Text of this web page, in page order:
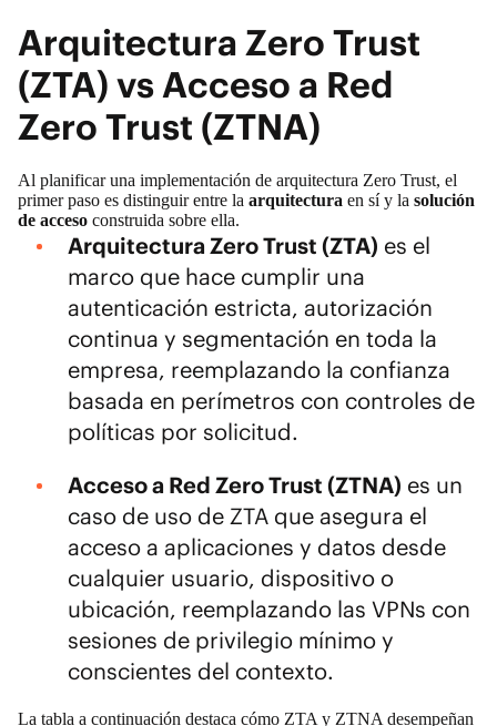
Arquitectura Zero Trust
(ZTA) vs Acceso a Red
Zero Trust (ZTNA)
Al planificar una implementación de arquitectura Zero Trust, el
primer paso es distinguir entre la arquitectura en sí y la solución
de acceso construida sobre ella.
Arquitectura Zero Trust (ZTA) es el
marco que hace cumplir una
autenticación estricta, autorización
continua y segmentación en toda la
empresa, reemplazando la confianza
basada en perímetros con controles de
políticas por solicitud.
Acceso a Red Zero Trust (ZTNA) es un
caso de uso de ZTA que asegura el
acceso a aplicaciones y datos desde
cualquier usuario, dispositivo o
ubicación, reemplazando las VPNs con
sesiones de privilegio mínimo y
conscientes del contexto.
La tabla a continuación destaca cómo ZTA y ZTNA desempeñan